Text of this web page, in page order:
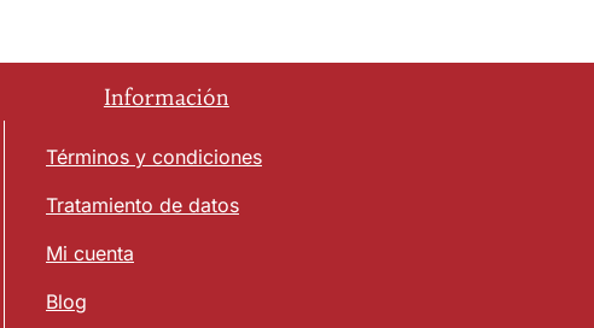
Información
Términos y condiciones
Tratamiento de datos
Mi cuenta
Blog